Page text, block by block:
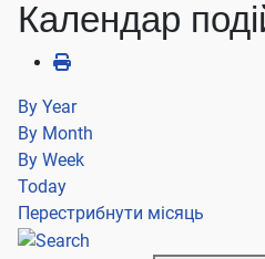
Календар
By Year
By Month
By Week
Today
Перестрибнути місяць